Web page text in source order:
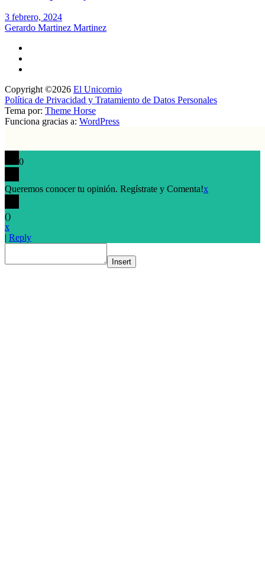
3 febrero, 2024
Gerardo Martinez Martinez
Copyright ©2026 El Unicornio
Política de Privacidad y Tratamiento de Datos Personales
Tema por: Theme Horse
Funciona gracias a: WordPress
0
Queremos conocer tu opinión. Regístrate y Comenta!x
()
x
| Reply
Insert